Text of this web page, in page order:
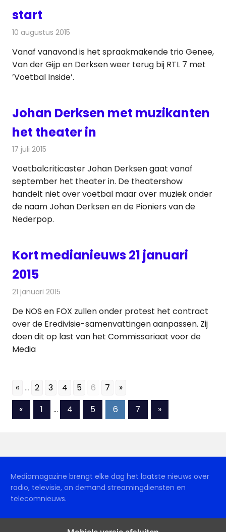
start
10 augustus 2015
Vanaf vanavond is het spraakmakende trio Genee,
Van der Gijp en Derksen weer terug bij RTL 7 met
’Voetbal Inside’.
Johan Derksen met muzikanten
het theater in
17 juli 2015
Voetbalcriticaster Johan Derksen gaat vanaf
september het theater in. De theatershow
handelt niet over voetbal maar over muziek onder
de naam Johan Derksen en de Pioniers van de
Nederpop.
Kort medianieuws 21 januari
2015
21 januari 2015
De NOS en FOX zullen onder protest het contract
over de Eredivisie-samenvattingen aanpassen. Zij
doen dit op last van het Commissariaat voor de
Media
« ... 2 3 4 5 6 7 »
Berichten
«Vorige
berichten
1 … 4 5 6 7
Volgende
berichten
»
Mediamagazine brengt elke dag het laatste nieuws over
radio, televisie, on demand streamingdiensten en
telecomnieuws.